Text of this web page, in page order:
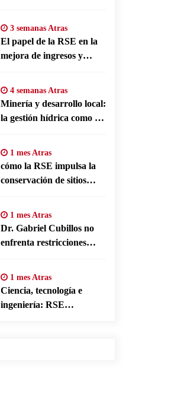
fabriles alemanes
3 semanas Atras
El papel de la RSE en la
mejora de ingresos y
4 semanas Atras
Minería y desarrollo local:
la gestión hídrica como eje
1 mes Atras
cómo la RSE impulsa la
conservación de sitios
1 mes Atras
Dr. Gabriel Cubillos no
enfrenta restricciones
1 mes Atras
Ciencia, tecnología e
ingeniería: RSE